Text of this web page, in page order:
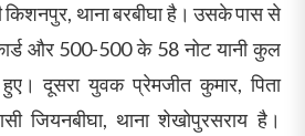
किशनपुर, थाना बरबीघा है। उसके पास से
और 500-500 के 58 नोट यानी कुल
दूसरा युवक प्रेमजीत कुमार, पिता
जियनबीघा, थाना शेखोपुरसराय है।